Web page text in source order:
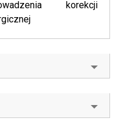
korekcji